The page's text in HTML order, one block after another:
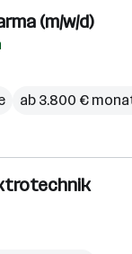
(m/w/d)
ab 3.800 €